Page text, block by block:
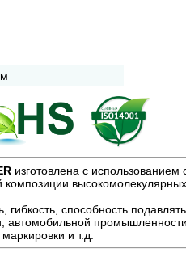
изготовлена с
композиции
гибкость, способность
автомобильной
и т.д.